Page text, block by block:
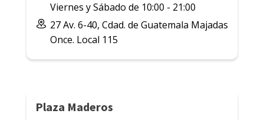
Viernes y Sábado de 10:00 - 21:00
27 Av. 6-40, Cdad. de Guatemala Majadas
Once. Local 115
Plaza Maderos